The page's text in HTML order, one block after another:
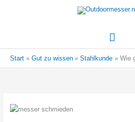
Start Gut zu wissen Stahlkunde Wie